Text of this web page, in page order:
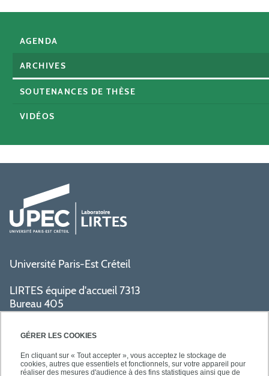
GÉRER LES COOKIES
En cliquant sur « Tout accepter », vous acceptez le stockage de
cookies, autres que essentiels et fonctionnels, sur votre appareil pour
réaliser des mesures d'audience à des fins statistiques ainsi que de
AGENDA
ARCHIVES
SOUTENANCES DE THÈSE
VIDÉOS
Université Paris-Est Créteil
LIRTES équipe d'accueil 7313
Bureau 405
80 avenue du Général de Gaulle